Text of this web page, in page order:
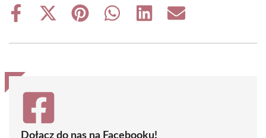
Share
Share
(Twitter)
Share
Share
Share
Share
Dołącz do nas na Facebooku!